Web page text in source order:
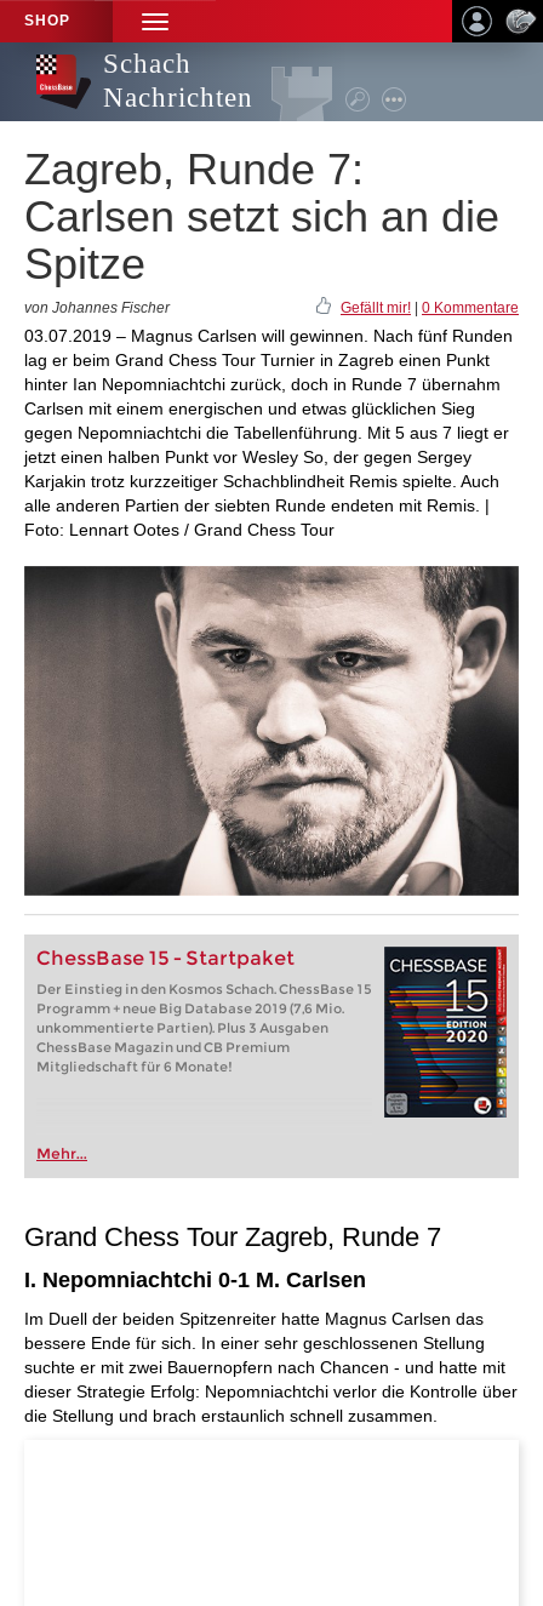
SHOP
TOGGLE
NAVIGATION
Schach
Nachrichten
Zagreb, Runde 7:
Carlsen setzt sich an die
Spitze
von Johannes Fischer Gefällt mir! 0 Kommentare
03.07.2019 – Magnus Carlsen will gewinnen. Nach fünf Runden
lag er beim Grand Chess Tour Turnier in Zagreb einen Punkt
hinter Ian Nepomniachtchi zurück, doch in Runde 7 übernahm
Carlsen mit einem energischen und etwas glücklichen Sieg
gegen Nepomniachtchi die Tabellenführung. Mit 5 aus 7 liegt er
jetzt einen halben Punkt vor Wesley So, der gegen Sergey
Karjakin trotz kurzzeitiger Schachblindheit Remis spielte. Auch
alle anderen Partien der siebten Runde endeten mit Remis. |
Foto: Lennart Ootes / Grand Chess Tour
ChessBase 15 - Startpaket
Der Einstieg in den Kosmos Schach. ChessBase 15
Programm + neue Big Database 2019 (7,6 Mio.
unkommentierte Partien). Plus 3 Ausgaben
ChessBase Magazin und CB Premium
Mitgliedschaft für 6 Monate!
Mehr...
Grand Chess Tour Zagreb, Runde 7
I. Nepomniachtchi 0-1 M. Carlsen
Im Duell der beiden Spitzenreiter hatte Magnus Carlsen das
bessere Ende für sich. In einer sehr geschlossenen Stellung
suchte er mit zwei Bauernopfern nach Chancen - und hatte mit
dieser Strategie Erfolg: Nepomniachtchi verlor die Kontrolle über
die Stellung und brach erstaunlich schnell zusammen.